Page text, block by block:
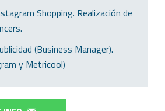
Shopping. Realización de
(Business Manager).
y Metricool)